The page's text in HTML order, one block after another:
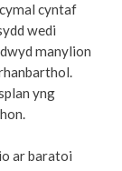
cyntaf
wedi
manylion
yng
ar baratoi